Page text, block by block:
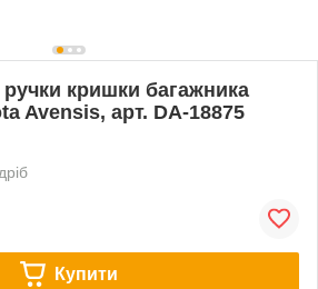
кришки багажника
Avensis, арт. DA-18875
Купити